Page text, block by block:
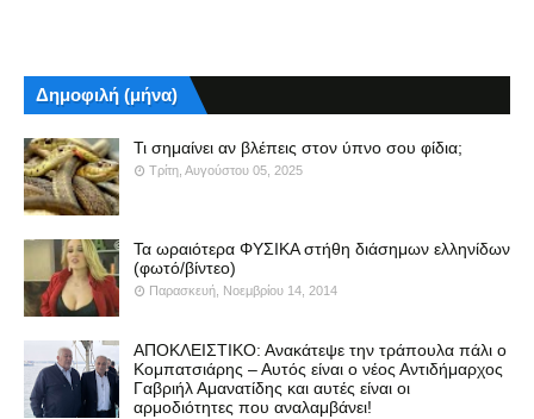
Δημοφιλή (μήνα)
Τι σημαίνει αν βλέπεις στον ύπνο σου φίδια;
Τρίτη, Αυγούστου 05, 2025
Τα ωραιότερα ΦΥΣΙΚΑ στήθη διάσημων ελληνίδων
(φωτό/βίντεο)
Παρασκευή, Νοεμβρίου 14, 2014
ΑΠΟΚΛΕΙΣΤΙΚΟ: Ανακάτεψε την τράπουλα πάλι ο
Κομπατσιάρης – Αυτός είναι ο νέος Αντιδήμαρχος
Γαβριήλ Αμανατίδης και αυτές είναι οι
αρμοδιότητες που αναλαμβάνει!